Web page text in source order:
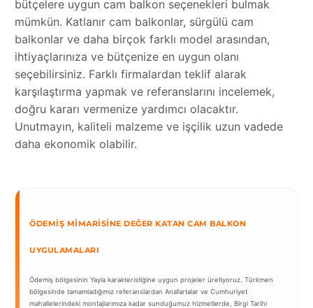
bütçelere uygun cam balkon seçenekleri bulmak
mümkün. Katlanır cam balkonlar, sürgülü cam
balkonlar ve daha birçok farklı model arasından,
ihtiyaçlarınıza ve bütçenize en uygun olanı
seçebilirsiniz. Farklı firmalardan teklif alarak
karşılaştırma yapmak ve referanslarını incelemek,
doğru kararı vermenize yardımcı olacaktır.
Unutmayın, kaliteli malzeme ve işçilik uzun vadede
daha ekonomik olabilir.
ÖDEMIŞ MIMARISINE DEĞER KATAN CAM BALKON
UYGULAMALARI
Ödemiş bölgesinin Yayla karakteristiğine uygun projeler üretiyoruz. Türkmen
bölgesinde tamamladığımız referanslardan Anafartalar ve Cumhuriyet
mahallelerindeki montajlarımıza kadar sunduğumuz hizmetlerde, Birgi Tarihi